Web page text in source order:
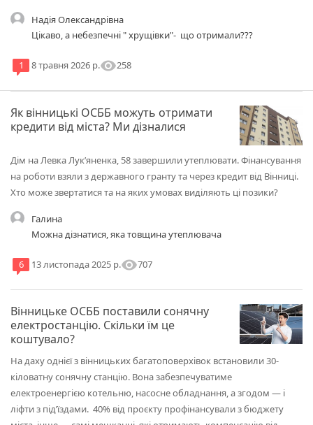
Надія Олександрівна
Цікаво, а небезпечні " хрущівки"- що отримали???
1 8 травня 2026 р.visibility258
Як вінницькі ОСББ можуть отримати
кредити від міста? Ми дізналися
Дім на Левка Лукʼяненка, 58 завершили утеплювати. Фінансування
на роботи взяли з державного гранту та через кредит від Вінниці.
Хто може звертатися та на яких умовах виділяють ці позики?
Галина
Можна дізнатися, яка товщина утеплювача
6 13 листопада 2025 р.visibility707
Вінницьке ОСББ поставили сонячну
електростанцію. Скільки їм це
коштувало?
На даху однієї з вінницьких багатоповерхівок встановили 30-
кіловатну сонячну станцію. Вона забезпечуватиме
електроенергією котельню, насосне обладнання, а згодом — і
ліфти з під’їздами. 40% від проєкту профінансували з бюджету